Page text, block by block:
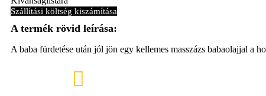
A baba fürdetése után jól jön egy kellemes masszázs babaolajjal a
Szállítási költség kiszámítása
